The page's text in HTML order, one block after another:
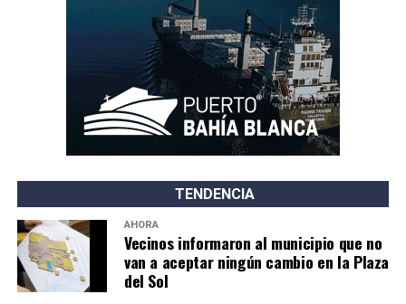
TENDENCIA
AHORA
Vecinos informaron al municipio que no
van a aceptar ningún cambio en la Plaza
del Sol